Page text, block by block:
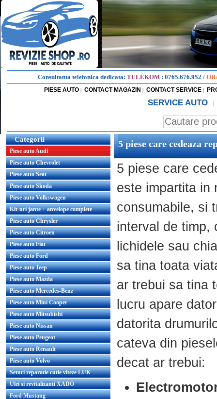
Consultanta telefonica dedicata: TELEKOM : 0765.676.952 /
PIESE AUTO | CONTACT MAGAZIN | CONTACT SERVICE |
SERVICE AUTO |
Categorii
Piese auto Audi
Piese auto Chevrolet
Piese auto Seat
Piese auto Skoda
Piese auto Volkswagen
Kit-uri jante + anvelope complete
Piese auto Chrysler
Piese auto Citroen
Piese auto Fiat
Piese auto Ford
Piese auto Jeep
Piese auto Mazda
Piese auto Mercedes-Benz
Piese auto Mini Cooper
Piese auto Mitsubishi
Piese auto Nissan
Piese auto Peugeot
Piese auto Renault
Piese auto Volvo
Seturi reparatie cutie viteze LUK
Ulei si revitalizanti XADO
Ford Mustang
5 piese care cedeaza
5 piese care
este impartita in
consumabile, si
interval de timp,
lichidele sau
sa tina toata
ar trebui sa tina
lucru apare
datorita
cateva din
decat ar trebui: